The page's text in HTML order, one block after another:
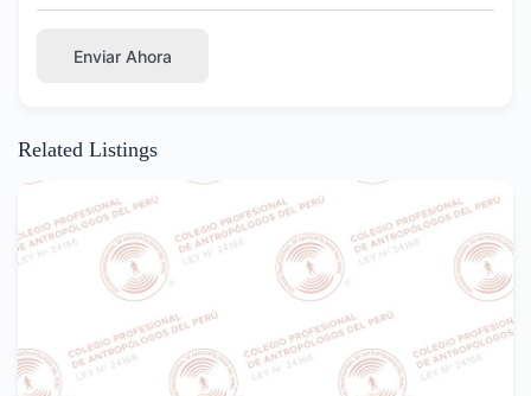
Enviar Ahora
Related Listings